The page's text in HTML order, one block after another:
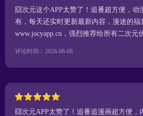
囧次元这个APP太赞了！追番超方便，动
有，每天还实时更新最新内容，漫迷的福
www.jocyapp.cn，强烈推荐给所有二次元
评论时间：2026-08-08
囧次元APP太赞了！追番追漫画超方便，